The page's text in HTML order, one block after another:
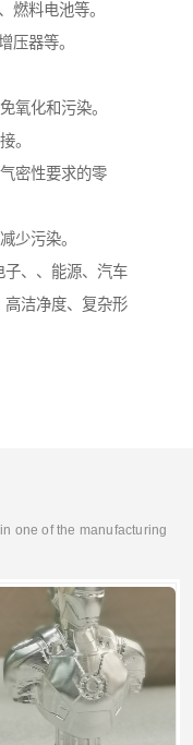
料电池等。
器等。
氧化和污染。
。
密性要求的零
少污染。
子、、能源、汽车
高洁净度、复杂形
one of the manufacturing